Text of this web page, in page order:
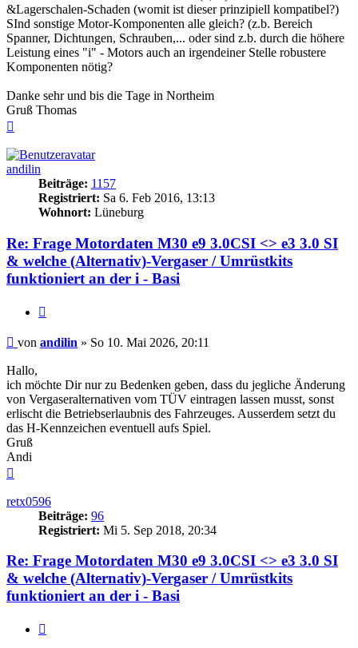
&Lagerschalen-Schaden (womit ist dieser prinzipiell kompatibel?)
SInd sonstige Motor-Komponenten alle gleich? (z.b. Bereich
Spanner, Dichtungen, Schrauben,... oder sind z.b. durch die höhere
Leistung eines "i" - Motors auch an irgendeiner Stelle robustere
Komponenten nötig?
Danke sehr und bis die Tage in Northeim
Gruß Thomas
andilin
Beiträge: 1157
Registriert: Sa 6. Feb 2016, 13:13
Wohnort: Lüneburg
Re: Frage Motordaten M30 e9 3.0CSI <> e3 3.0 SI
& welche (Alternativ)-Vergaser / Umrüstkits
funktioniert an der i - Basi
Beitrag
von andilin » So 10. Mai 2026, 20:11
Hallo,
ich möchte Dir nur zu Bedenken geben, dass du jegliche Änderung
von Vergaseralternativen vom TÜV eintragen lassen musst, sonst
erlischt die Betriebserlaubnis des Fahrzeuges. Ausserdem setzt du
das H-Kennzeichen eventuell aufs Spiel.
Gruß
Andi
retx0596
Beiträge: 96
Registriert: Mi 5. Sep 2018, 20:34
Re: Frage Motordaten M30 e9 3.0CSI <> e3 3.0 SI
& welche (Alternativ)-Vergaser / Umrüstkits
funktioniert an der i - Basi